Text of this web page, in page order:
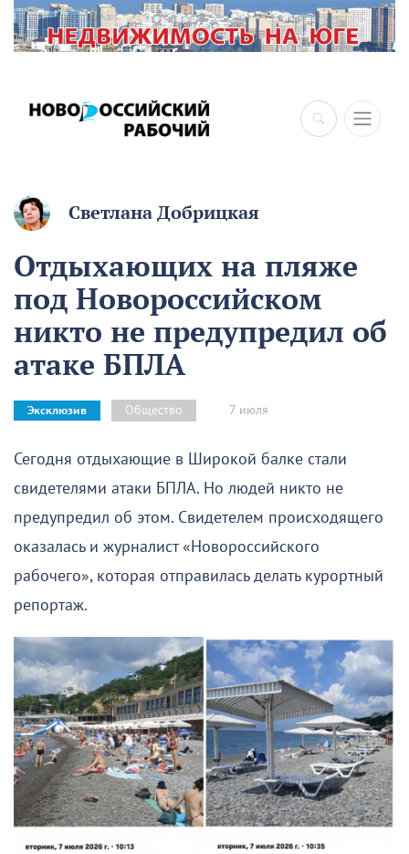
×
Светлана Добрицкая
Отдыхающих на пляже
под Новороссийском
никто не предупредил об
атаке БПЛА
Эксклюзив Общество 7 июля
Сегодня отдыхающие в Широкой балке стали
свидетелями атаки БПЛА. Но людей никто не
предупредил об этом. Свидетелем происходящего
оказалась и журналист «Новороссийского
рабочего», которая отправилась делать курортный
репортаж.